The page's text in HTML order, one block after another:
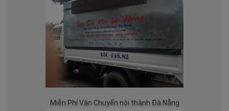
Miễn Phí Vận Chuyển nội thành Đà Nẵng